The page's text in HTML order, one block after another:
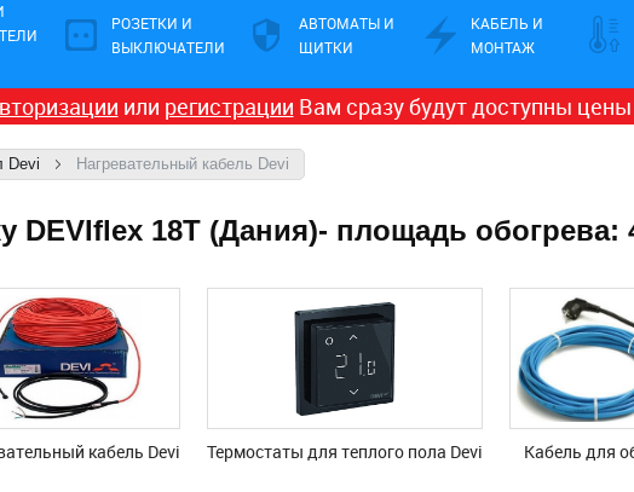
РОЗЕТКИ И
ВЫКЛЮЧАТЕЛИ
АВТОМАТЫ И
ЩИТКИ
КАБЕЛЬ И
МОНТАЖ
или регистрации Вам сразу будут доступны
Devi Нагревательный кабель Devi
DEVIflex 18T (Дания)- площадь обогрева:
кабель Devi Термостаты для теплого пола Devi Kабель для